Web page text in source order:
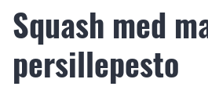
Squash med
persillepesto